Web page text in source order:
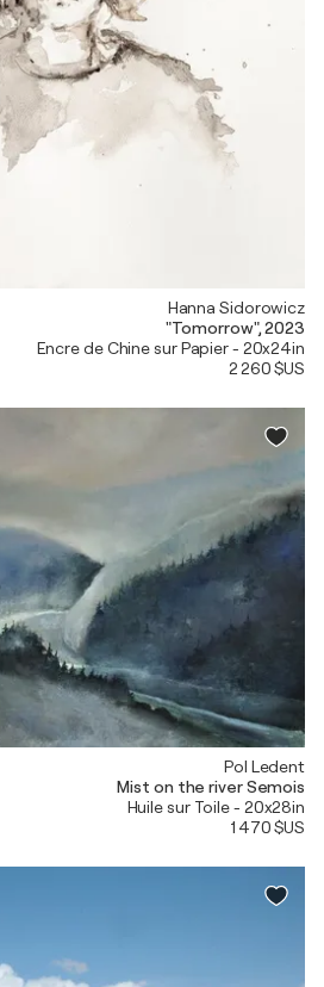
Hanna Sidorowicz
"Tomorrow", 2023
Encre de Chine sur Papier - 20x24in
2 260 $US
Pol Ledent
Mist on the river Semois
Huile sur Toile - 20x28in
1 470 $US